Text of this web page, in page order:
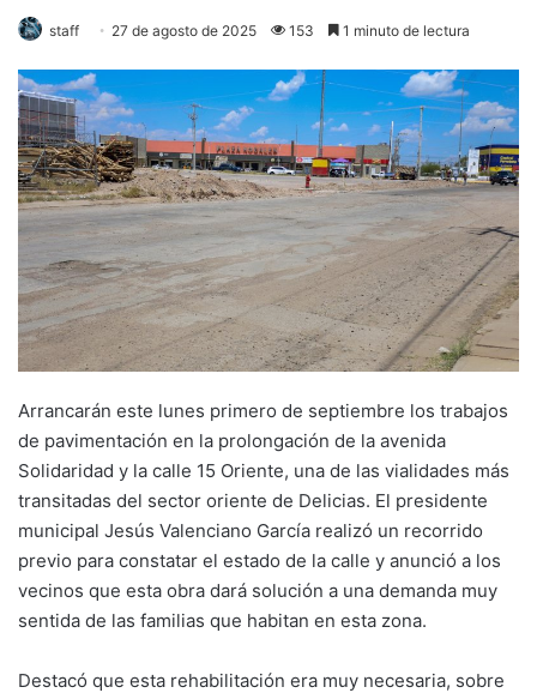
staff 27 de agosto de 2025 153 1 minuto de lectura
Arrancarán este lunes primero de septiembre los trabajos
de pavimentación en la prolongación de la avenida
Solidaridad y la calle 15 Oriente, una de las vialidades más
transitadas del sector oriente de Delicias. El presidente
municipal Jesús Valenciano García realizó un recorrido
previo para constatar el estado de la calle y anunció a los
vecinos que esta obra dará solución a una demanda muy
sentida de las familias que habitan en esta zona.
Destacó que esta rehabilitación era muy necesaria, sobre